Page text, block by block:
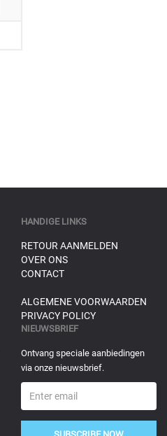
HANDIGE LINKS
RETOUR AANMELDEN
OVER ONS
CONTACT
ALGEMENE VOORWAARDEN
PRIVACY POLICY
NIEUWSBRIEF
Ontvang speciale aanbiedingen
via onze nieuwsbrief.